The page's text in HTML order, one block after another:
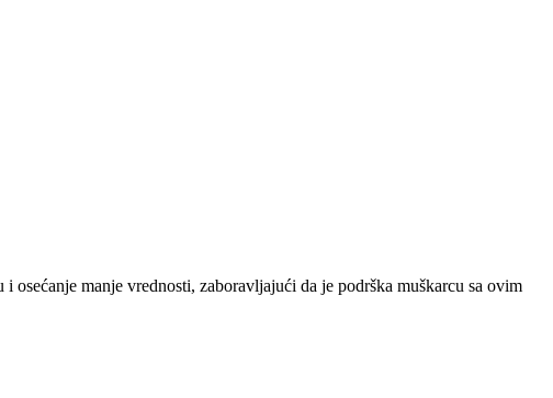
manje vrednosti, zaboravljajući da je podrška muškarcu sa ovim